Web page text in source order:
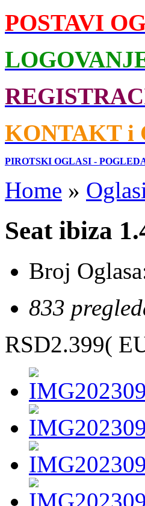
POSTAVI
KONTAKT i
PIROTSKI OGLASI -
Home »
Seat ibiza
Broj
833
RSD2.399(